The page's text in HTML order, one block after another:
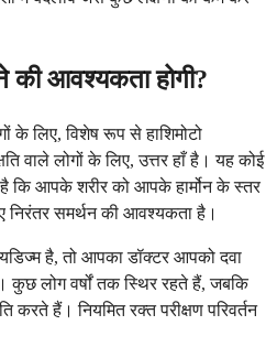
की आवश्यकता होगी?
के लिए, विशेष रूप से हाशिमोटो
वाले लोगों के लिए, उत्तर हाँ है। यह कोई
कि आपके शरीर को आपके हार्मोन के स्तर
निरंतर समर्थन की आवश्यकता है।
है, तो आपका डॉक्टर आपको दवा
कुछ लोग वर्षों तक स्थिर रहते हैं, जबकि
करते हैं। नियमित रक्त परीक्षण परिवर्तन